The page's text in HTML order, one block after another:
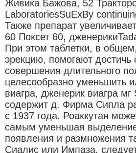
Живика Бажова, 52
LaboratoriesSuExBy
Также препарат
60 Поксет 60,
При этом таблетки, в
эрекцию, помогают достичь
совершения длительного
целесообразно уменьшить
виагра, дженерик виагра
содержит д. Фирма Сипла
с 1937 года. Роаккутан
самым уменьшая
появления и размножения
Сиалис или Импаза,